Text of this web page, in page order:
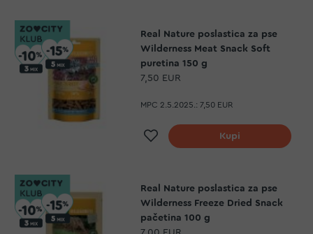
Real Nature poslastica za pse
Wilderness Meat Snack Soft
puretina 150 g
7,50 EUR
MPC 2.5.2025.: 7,50 EUR
Dodaj na listu želja
Kupi
Real Nature poslastica za pse
Wilderness Freeze Dried Snack
pačetina 100 g